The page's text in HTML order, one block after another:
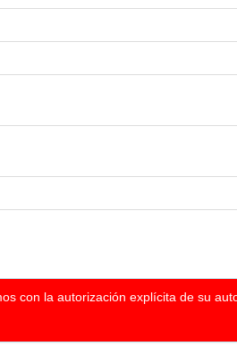
con la autorización explícita de su